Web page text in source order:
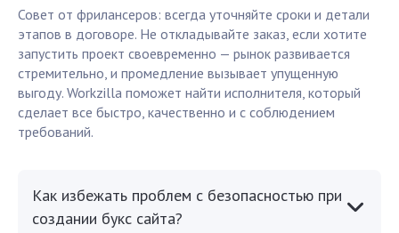
Совет от фрилансеров: всегда уточняйте сроки и детали
этапов в договоре. Не откладывайте заказ, если хотите
запустить проект своевременно — рынок развивается
стремительно, и промедление вызывает упущенную
выгоду. Workzilla поможет найти исполнителя, который
сделает все быстро, качественно и с соблюдением
требований.
Как избежать проблем с безопасностью при
создании букс сайта?